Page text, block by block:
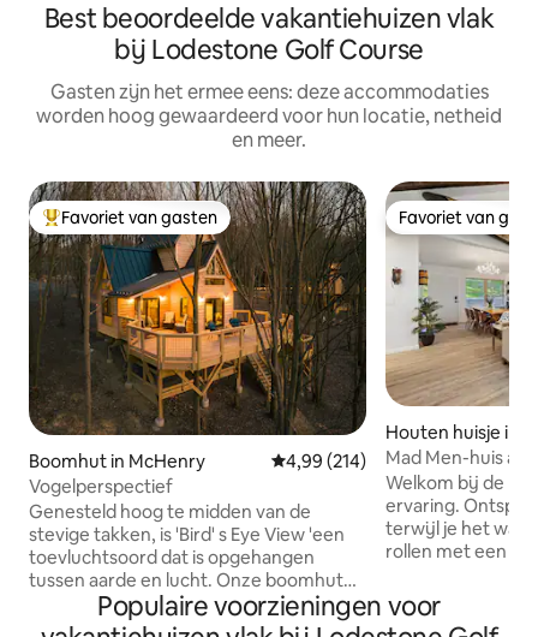
Best beoordeelde vakantiehuizen vlak
bij Lodestone Golf Course
Gasten zijn het ermee eens: deze accommodaties
worden hoog gewaardeerd voor hun locatie, netheid
en meer.
Topfavoriet van gasten
Favoriet van gasten
Boomhut in McHenry Gemiddelde beoordeling van
4,99 (214)
Vogelperspectief
Genesteld hoog te midden van de
stevige takken, is 'Bird' s Eye View 'een
toevluchtsoord dat is opgehangen
tussen aarde en lucht. Onze boomhut
ligt op minder dan vijf minuten van Deep
Creek Lake en ligt tussen het gebladerte
Favoriet van
Favoriet van
Houten huisje in
Mad Men-huis
MEER*Geschikt
honden*BUITEN
Welkom bij de
ervaring.
terwijl je het
rollen met een
en kijk naar de
een
Populaire voorzieningen voor